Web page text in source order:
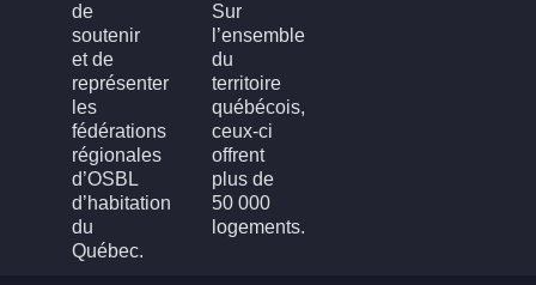
de
soutenir
et de
représenter
les
fédérations
régionales
d’OSBL
d’habitation
du
Québec.
Sur
l’ensemble
du
territoire
québécois,
ceux-ci
offrent
plus de
50 000
logements.